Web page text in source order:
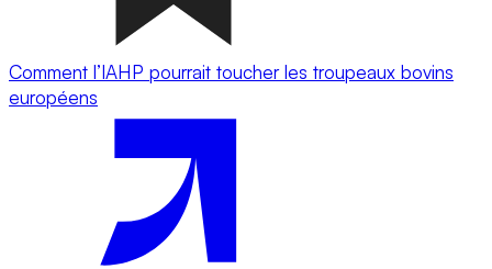
Comment l’IAHP pourrait toucher les troupeaux bovins
européens